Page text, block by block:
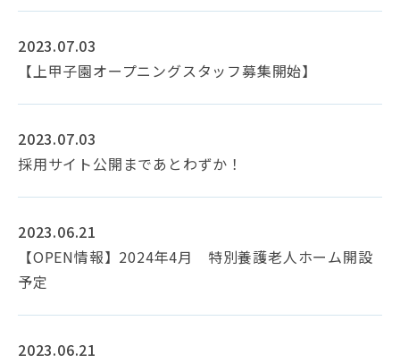
2023.07.03
【上甲子園オープニングスタッフ募集開始】
2023.07.03
採用サイト公開まであとわずか！
2023.06.21
【OPEN情報】2024年4月 特別養護老人ホーム開設
予定
2023.06.21